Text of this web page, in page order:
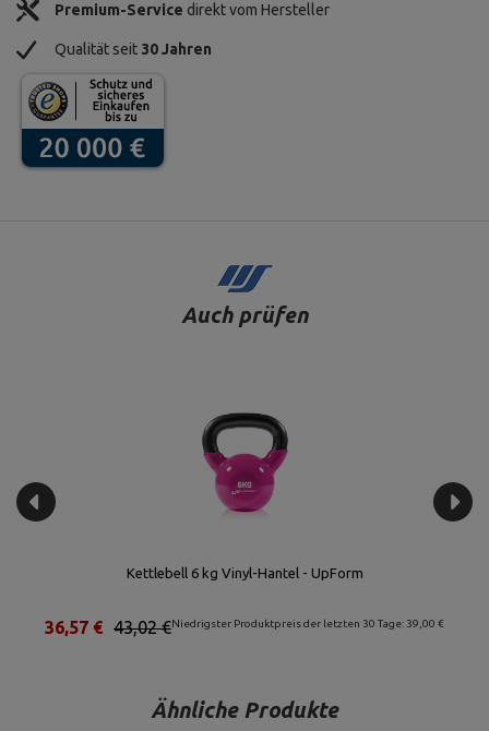
Premium-Service direkt vom Hersteller
Qualität seit 30 Jahren
Auch prüfen
Kettlebell 32 kg Vinyl-Hantel - UpForm
Niedrigster Produktpreis der letzten 30 Tage: 116,00 €
128,87 €
109,54 €
Ähnliche Produkte